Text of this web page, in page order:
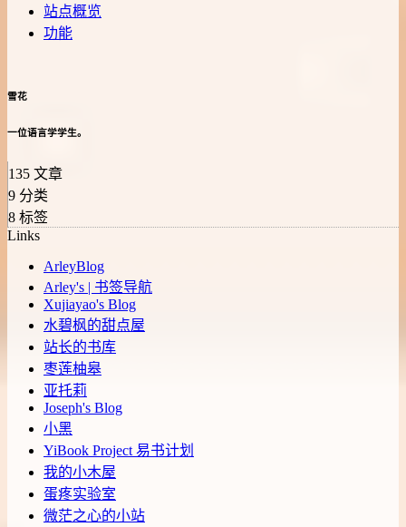
站点概览
功能
雪花
一位语言学学生。
135 文章
9 分类
8 标签
Links
ArleyBlog
Arley's | 书签导航
Xujiayao's Blog
水碧枫的甜点屋
站长的书库
枣莲柚皋
亚托莉
Joseph's Blog
小黑
YiBook Project 易书计划
我的小木屋
蛋疼实验室
微茫之心的小站